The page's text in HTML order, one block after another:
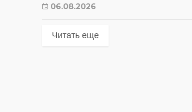
06.08.2026
Читать еще